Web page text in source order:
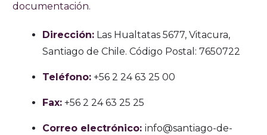
documentación.
Dirección: Las Hualtatas 5677, Vitacura,
Santiago de Chile. Código Postal: 7650722
Teléfono: +56 2 24 63 25 00
Fax: +56 2 24 63 25 25
Correo electrónico: info@santiago-de-